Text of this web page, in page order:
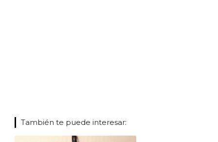
También te puede interesar: